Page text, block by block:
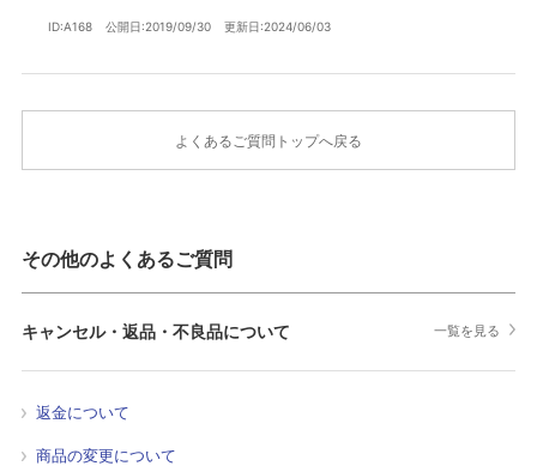
ID:A168 公開日:2019/09/30 更新日:2024/06/03
よくあるご質問トップへ戻る
その他のよくあるご質問
キャンセル・返品・不良品について 一覧を見る
返金について
商品の変更について